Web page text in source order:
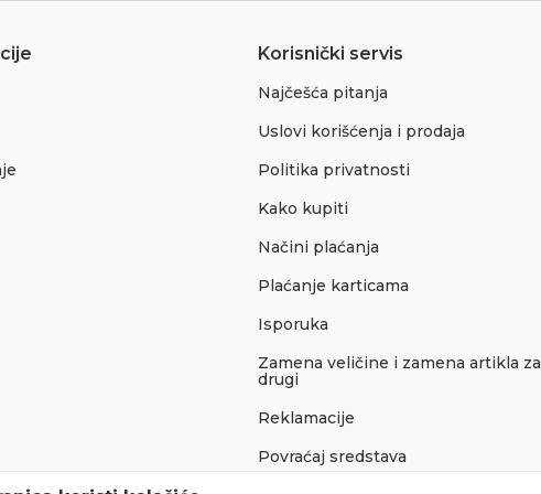
Korisnički servis
Najčešća pitanja
Uslovi korišćenja i prodaja
Politika privatnosti
Kako kupiti
Načini plaćanja
Plaćanje karticama
Isporuka
Zamena veličine i zamena artikla za
drugi
Reklamacije
Povraćaj sredstava